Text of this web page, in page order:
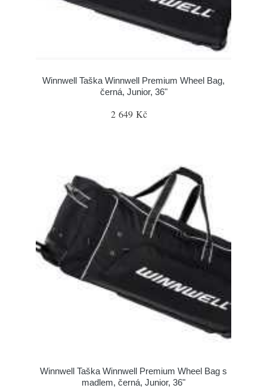
Winnwell Taška Winnwell Premium Wheel Bag,
černá, Junior, 36"
2 649 Kč
Winnwell Taška Winnwell Premium Wheel Bag s
madlem, černá, Junior, 36"